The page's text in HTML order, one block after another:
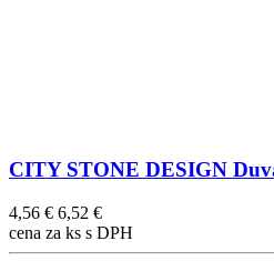
CITY STONE DESIGN
4,56 € 6,52 €
cena za ks s DPH